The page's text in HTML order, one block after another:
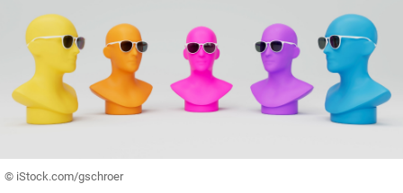
© iStock.com/gschroer